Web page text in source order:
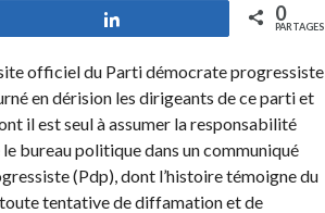
0
PARTAGES
officiel du Parti démocrate progressiste
en dérision les dirigeants de ce parti et
il est seul à assumer la responsabilité
bureau politique dans un communiqué
(Pdp), dont l’histoire témoigne du
tentative de diffamation et de